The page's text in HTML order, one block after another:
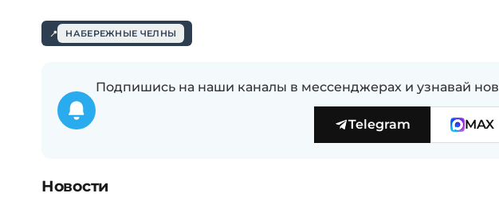
НАБЕРЕЖНЫЕ ЧЕЛНЫ
Подпишись на наши каналы в мессенджерах и узнавай
Telegram MAX
Новости